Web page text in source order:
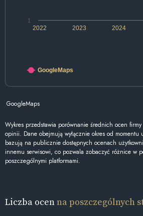
2022 2024
2023
1
GoogleMaps
GoogleMaps
Wykres przedstawia porównanie średnich ocen
opinii. Dane obejmują wyłącznie okres od
bazują na publicznie dostępnych ocenach
innemu serwisowi, co pozwala zobaczyć różnice w
poszczególnymi platformami.
Liczba ocenna poszczególnych